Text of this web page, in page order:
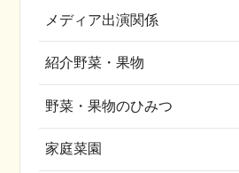
メディア出演関係
紹介野菜・果物
野菜・果物のひみつ
家庭菜園